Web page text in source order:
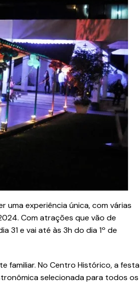
uma experiência única, com várias
Com atrações que vão de
31 e vai até às 3h do dia 1º de
familiar. No Centro Histórico, a festa
selecionada para todos os